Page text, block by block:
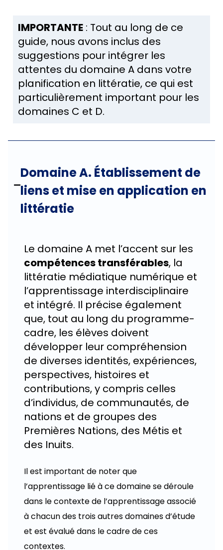
IMPORTANTE : Tout au long de ce
guide, nous avons inclus des
suggestions pour intégrer les
attentes du domaine A dans votre
planification en littératie, ce qui est
particulièrement important pour les
domaines C et D.
Domaine A. Établissement de
liens et mise en application en
littératie
Le domaine A met l’accent sur les
compétences transférables, la
littératie médiatique numérique et
l’apprentissage interdisciplinaire
et intégré. Il précise également
que, tout au long du programme-
cadre, les élèves doivent
développer leur compréhension
de diverses identités, expériences,
perspectives, histoires et
contributions, y compris celles
d’individus, de communautés, de
nations et de groupes des
Premières Nations, des Métis et
des Inuits.
Il est important de noter que
l’apprentissage lié à ce domaine se déroule
dans le contexte de l’apprentissage associé
à chacun des trois autres domaines d’étude
et est évalué dans le cadre de ces
contextes.